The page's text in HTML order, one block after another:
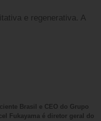
e regenerativa. A
Brasil e CEO do Grupo
Fukayama é diretor geral do